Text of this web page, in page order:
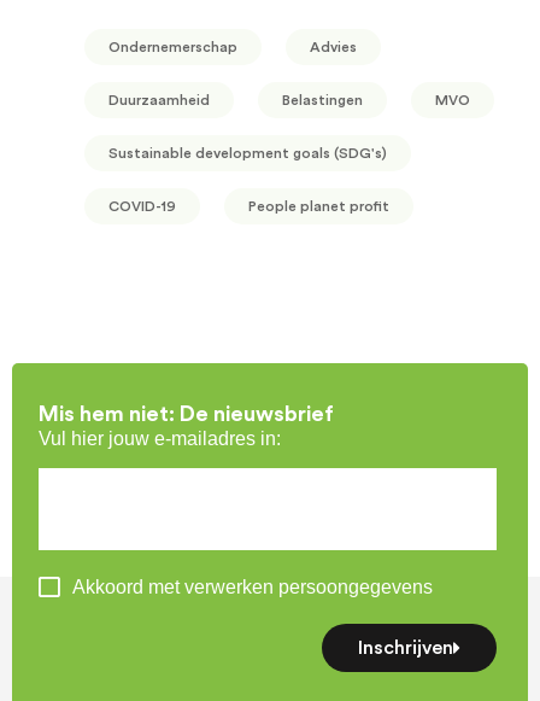
Ondernemerschap Advies
Duurzaamheid Belastingen MVO
Sustainable development goals (SDG's)
COVID-19 People planet profit
Mis hem niet: De nieuwsbrief
Vul hier jouw e-mailadres in:
Akkoord met verwerken persoongegevens
Inschrijven